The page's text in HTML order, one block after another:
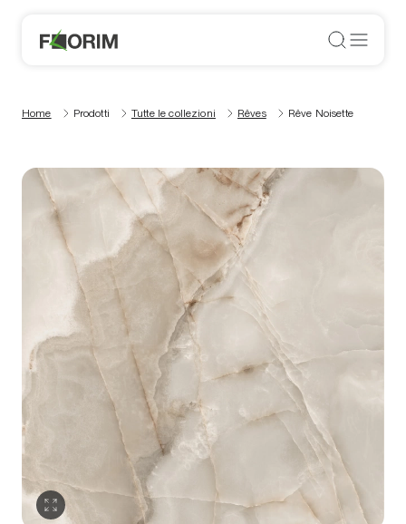
Home Prodotti Tutte le collezioni Rêves Rêve Noisette